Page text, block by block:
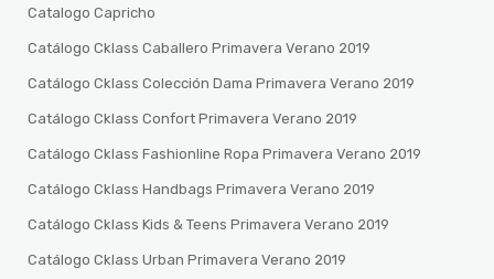
Catalogo Capricho
Catálogo Cklass Caballero Primavera Verano 2019
Catálogo Cklass Colección Dama Primavera Verano 2019
Catálogo Cklass Confort Primavera Verano 2019
Catálogo Cklass Fashionline Ropa Primavera Verano 2019
Catálogo Cklass Handbags Primavera Verano 2019
Catálogo Cklass Kids & Teens Primavera Verano 2019
Catálogo Cklass Urban Primavera Verano 2019